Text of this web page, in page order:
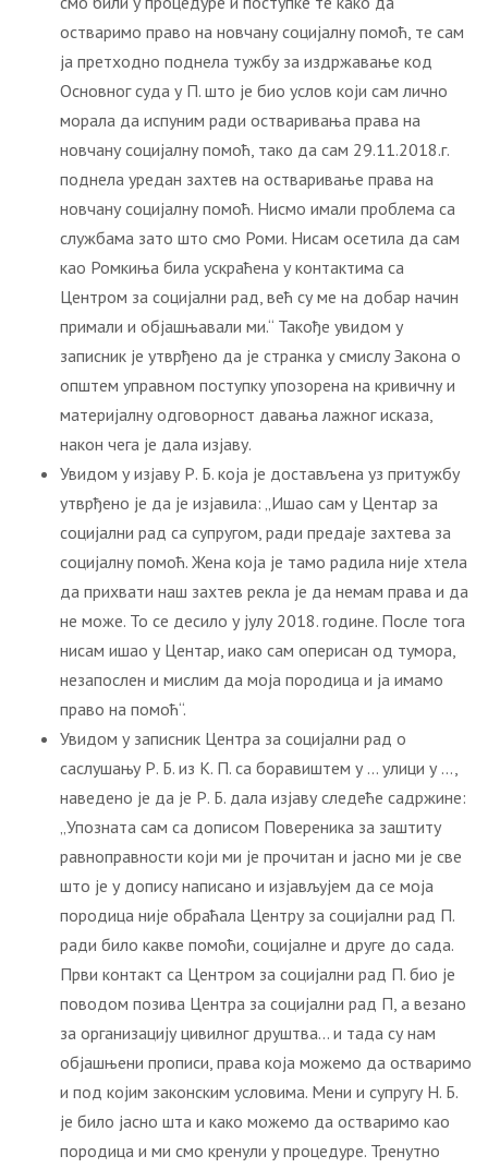
остваримо право на новчану социјалну помоћ, те сам
ја претходно поднела тужбу за издржавање код
Основног суда у П. што је био услов који сам лично
морала да испуним ради остваривања права на
новчану социјалну помоћ, тако да сам 29.11.2018.г.
поднела уредан захтев на остваривање права на
новчану социјалну помоћ. Нисмо имали проблема са
службама зато што смо Роми. Нисам осетила да сам
као Ромкиња била ускраћена у контактима са
Центром за социјални рад, већ су ме на добар начин
примали и објашњавали ми.“ Такође увидом у
записник је утврђено да је странка у смислу Закона о
општем управном поступку упозорена на кривичну и
материјалну одговорност давања лажног исказа,
након чега је дала изјаву.
Увидом у изјаву Р. Б. која је достављена уз притужбу
утврђено је да је изјавила: „Ишао сам у Центар за
социјални рад са супругом, ради предаје захтева за
социјалну помоћ. Жена која је тамо радила није хтела
да прихвати наш захтев рекла је да немам права и да
не може. То се десило у јулу 2018. године. После тога
нисам ишао у Центар, иако сам оперисан од тумора,
незапослен и мислим да моја породица и ја имамо
право на помоћ“.
Увидом у записник Центра за социјални рад о
саслушању Р. Б. из К. П. са боравиштем у … улици у …,
наведено је да је Р. Б. дала изјаву следеће садржине:
„Упозната сам са дописом Повереника за заштиту
равноправности који ми је прочитан и јасно ми је све
што је у допису написано и изјављујем да се моја
породица није обраћала Центру за социјални рад П.
ради било какве помоћи, социјалне и друге до сада.
Први контакт са Центром за социјални рад П. био је
поводом позива Центра за социјални рад П, а везано
за организацију цивилног друштва… и тада су нам
објашњени прописи, права која можемо да остваримо
и под којим законским условима. Мени и супругу Н. Б.
је било јасно шта и како можемо да остваримо као
породица и ми смо кренули у процедуре. Тренутно